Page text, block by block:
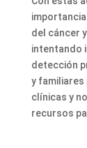
del cáncer
intentando
detección
y familiares
clínicas y
recursos